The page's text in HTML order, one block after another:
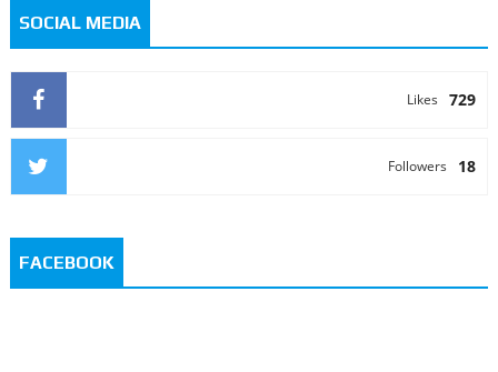
SOCIAL MEDIA
729
Likes
18
Followers
FACEBOOK